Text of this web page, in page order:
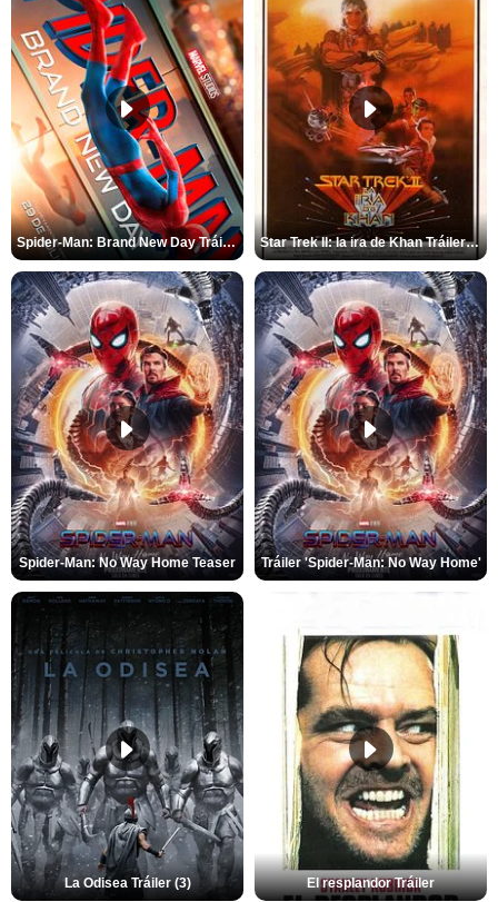
Spider-Man: Brand New Day Tráiler (3) Star Trek II: la ira de Khan Tráiler VO
Spider-Man: No Way Home Teaser Tráiler 'Spider-Man: No Way Home'
La Odisea Tráiler (3) El resplandor Tráiler